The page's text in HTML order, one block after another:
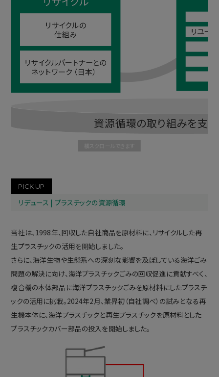
PICK UP
リデュース | プラスチックの資源循環
当社は、1998年、回収した自社商品を原材料に、リサイクルした再
生プラスチックの活用を開始しました。
さらに、海洋生物や生態系への深刻な影響を及ぼしている海洋ごみ
問題の解決に向け、海洋プラスチックごみの回収促進に貢献すべく、
複合機の本体部品に海洋プラスチックごみを原材料にしたプラスチ
ックの活用に挑戦。2024年2月、業界初（自社調べ）の試みとなる再
生機本体に、海洋プラスチックと再生プラスチックを原材料とした
プラスチックカバー部品の投入を開始しました。